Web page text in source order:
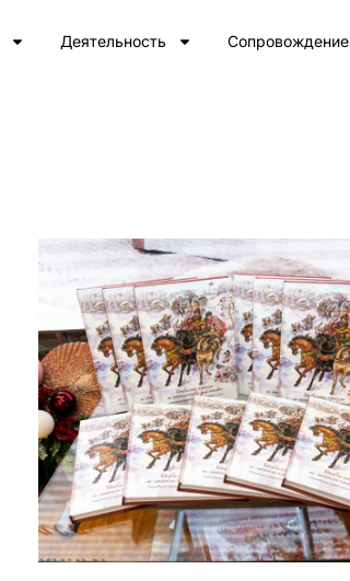
Деятельность Сопровождение